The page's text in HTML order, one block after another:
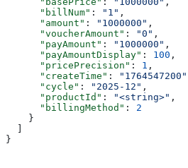
      "billNum"
: "1" ,
      "amount"
: "1000000" ,
      "voucherAmount"
: "0" ,
      "payAmount"
: "1000000" ,
      "payAmountDisplay"
: 100 ,
      "pricePrecision"
: 1 ,
      "createTime"
: "1764547200"
      "cycle"
: "2025-12" ,
      "productId"
: "<string>" ,
      "billingMethod"
: 2
    }
}